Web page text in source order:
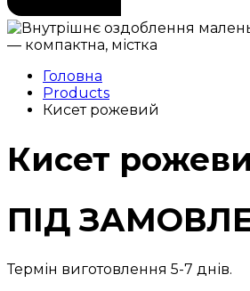
Головна
Products
Кисет рожевий
Кисет
ПІД
Термін виготовлення 5-7 днів.